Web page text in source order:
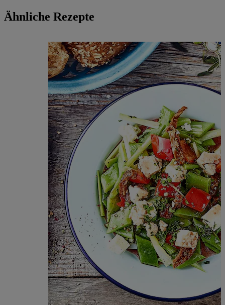
Ähnliche Rezepte